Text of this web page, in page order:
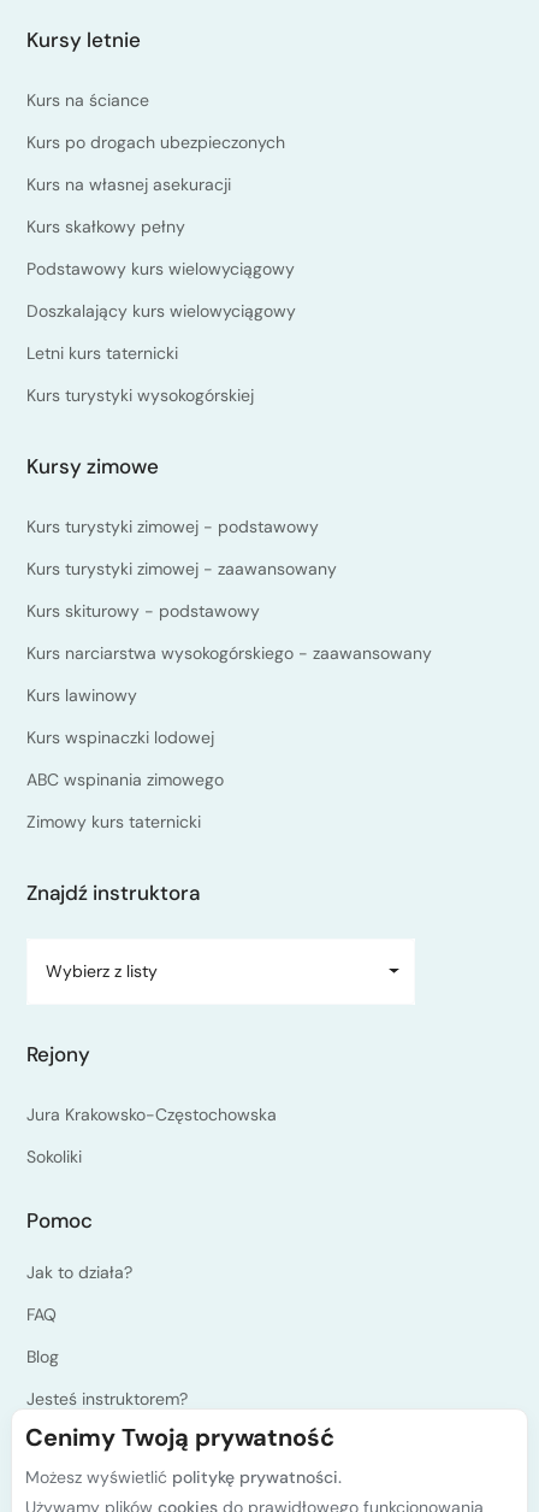
Kursy letnie
Kurs na ściance
Kurs po drogach ubezpieczonych
Kurs na własnej asekuracji
Kurs skałkowy pełny
Podstawowy kurs wielowyciągowy
Doszkalający kurs wielowyciągowy
Letni kurs taternicki
Kurs turystyki wysokogórskiej
Kursy zimowe
Kurs turystyki zimowej - podstawowy
Kurs turystyki zimowej - zaawansowany
Kurs skiturowy - podstawowy
Kurs narciarstwa wysokogórskiego - zaawansowany
Kurs lawinowy
Kurs wspinaczki lodowej
ABC wspinania zimowego
Zimowy kurs taternicki
Znajdź instruktora
Wybierz z listy
Rejony
Jura Krakowsko-Częstochowska
Sokoliki
Pomoc
Jak to działa?
FAQ
Blog
Jesteś instruktorem?
Programy kursów PZA
Polityka prywatności
Cenimy Twoją prywatność
Możesz wyświetlić politykę prywatności.
Używamy plików cookiesdo prawidłowego funkcjonowania